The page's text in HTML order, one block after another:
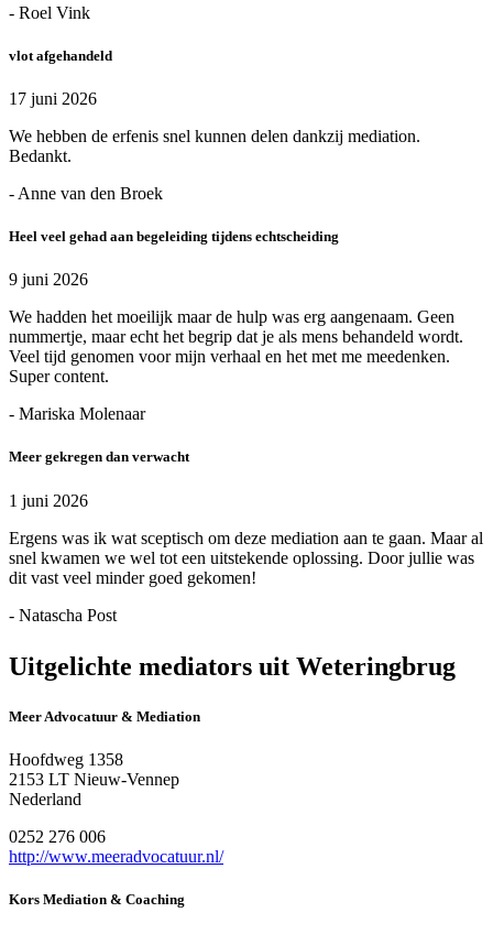
- Roel Vink
vlot afgehandeld
17 juni 2026
We hebben de erfenis snel kunnen delen dankzij mediation.
Bedankt.
- Anne van den Broek
Heel veel gehad aan begeleiding tijdens echtscheiding
9 juni 2026
We hadden het moeilijk maar de hulp was erg aangenaam. Geen
nummertje, maar echt het begrip dat je als mens behandeld wordt.
Veel tijd genomen voor mijn verhaal en het met me meedenken.
Super content.
- Mariska Molenaar
Meer gekregen dan verwacht
1 juni 2026
Ergens was ik wat sceptisch om deze mediation aan te gaan. Maar al
snel kwamen we wel tot een uitstekende oplossing. Door jullie was
dit vast veel minder goed gekomen!
- Natascha Post
Uitgelichte mediators uit Weteringbrug
Meer Advocatuur & Mediation
Hoofdweg 1358
2153 LT Nieuw-Vennep
Nederland
0252 276 006
http://www.meeradvocatuur.nl/
Kors Mediation & Coaching